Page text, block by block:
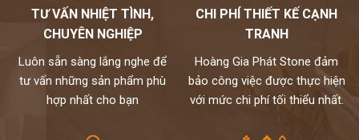
TƯ VẤN NHIỆT TÌNH,
CHUYÊN NGHIỆP
Luôn sẵn sàng lắng nghe để
tư vấn những sản phẩm phù
hợp nhất cho bạn
CHI PHÍ THIẾT KẾ CẠNH
TRANH
Hoàng Gia Phát Stone đảm
bảo công việc được thực hiện
với mức chi phí tối thiểu nhất.